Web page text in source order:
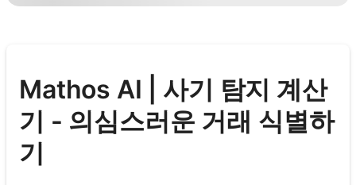
Mathos AI | 사기 탐지 계산
기 - 의심스러운 거래 식별하
기